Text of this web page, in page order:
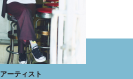
アーティスト